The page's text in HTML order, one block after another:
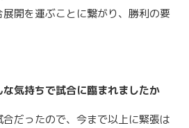
開を運ぶことに繋がり、勝利の要
気持ちで試合に臨まれましたか
だったので、今まで以上に緊張は